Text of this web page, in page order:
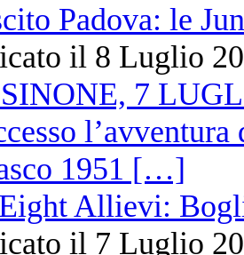
Padova: le
il 8 Luglio
Allievi:
il 7 Luglio